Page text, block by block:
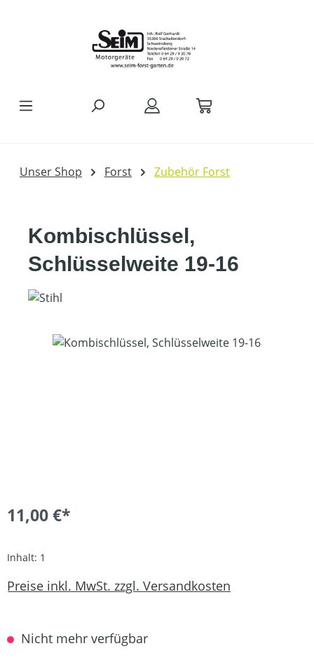
Unser Shop Forst Zubehör Forst
Kombischlüssel,
Schlüsselweite 19-16
Bildergalerie überspringen
11,00 €*
Inhalt: 1
Preise inkl. MwSt. zzgl. Versandkosten
Nicht mehr verfügbar